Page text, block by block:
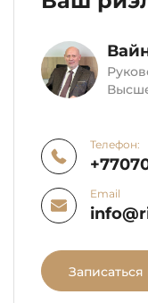
Телефон:
Email